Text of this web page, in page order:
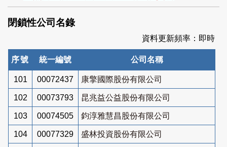
索
閉鎖性公司名錄
資料更新頻率：即時
序號 統一編號 公司名稱
101 00072437 康擎國際股份有限公司
102 00073793 昆兆益公益股份有限公司
103 00074505 鈞淳雅慧昌股份有限公司
104 00077329 盛林投資股份有限公司